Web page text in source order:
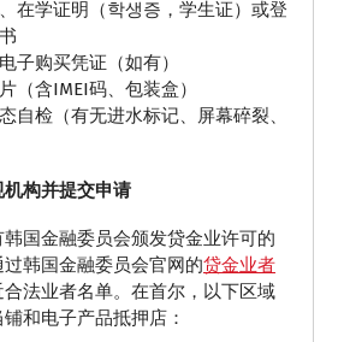
在学证明（학생증，学生证）或登
子购买凭证（如有）
（含IMEI码、包装盒）
自检（有无进水标记、屏幕碎裂、
构并提交申请
国金融委员会颁发贷金业许可的
韩国金融委员会官网的贷金业者
法业者名单。在首尔，以下区域
和电子产品抵押店：